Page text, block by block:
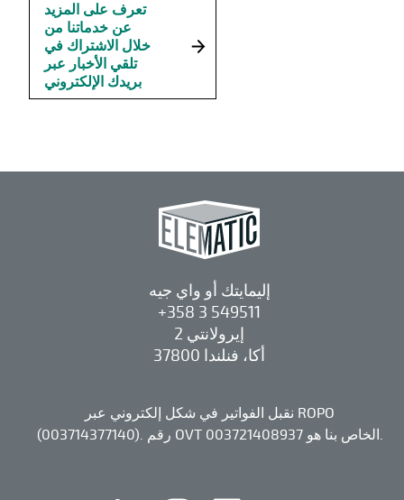
تعرف على المزيد
عن خدماتنا من
خلال الاشتراك في
تلقي الأخبار عبر
بريدك الإلكتروني
إليمايتك أو واي جيه
+358 3 549511
إيرولانتي 2
37800 أكا، فنلندا
نقبل الفواتير في شكل إلكتروني عبر ROPO
(003714377140). رقم OVT الخاص بنا هو 003721408937.